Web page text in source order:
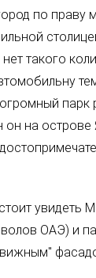
по праву
такого
парк
он на острове
увидеть
ОАЭ) и